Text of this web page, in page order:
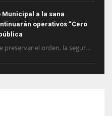
Municipal a la sana
operativos “Cero
preservar el orden, la segur...